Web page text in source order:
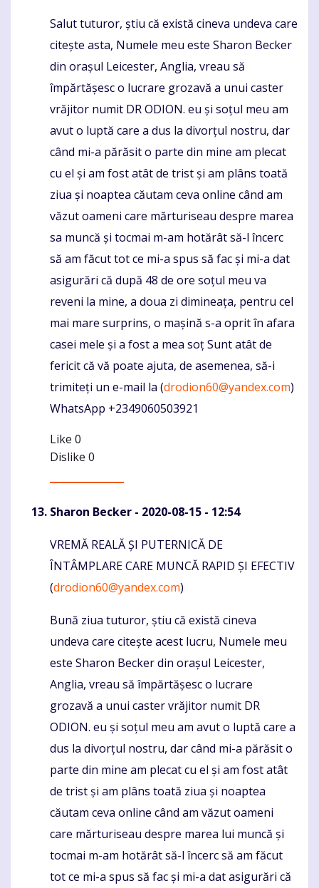
Salut tuturor, știu că există cineva undeva care
citește asta, Numele meu este Sharon Becker
din orașul Leicester, Anglia, vreau să
împărtășesc o lucrare grozavă a unui caster
vrăjitor numit DR ODION. eu și soțul meu am
avut o luptă care a dus la divorțul nostru, dar
când mi-a părăsit o parte din mine am plecat
cu el și am fost atât de trist și am plâns toată
ziua și noaptea căutam ceva online când am
văzut oameni care mărturiseau despre marea
sa muncă și tocmai m-am hotărât să-l încerc
să am făcut tot ce mi-a spus să fac și mi-a dat
asigurări că după 48 de ore soțul meu va
reveni la mine, a doua zi dimineața, pentru cel
mai mare surprins, o mașină s-a oprit în afara
casei mele și a fost a mea soț Sunt atât de
fericit că vă poate ajuta, de asemenea, să-i
trimiteți un e-mail la (drodion60@yandex.com)
WhatsApp +2349060503921
Like 0
Dislike 0
Sharon Becker - 2020-08-15 - 12:54
Komentaras
VREMĂ REALĂ ȘI PUTERNICĂ DE
ÎNTÂMPLARE CARE MUNCĂ RAPID ȘI EFECTIV
(drodion60@yandex.com)
Bună ziua tuturor, știu că există cineva
undeva care citește acest lucru, Numele meu
este Sharon Becker din orașul Leicester,
Anglia, vreau să împărtășesc o lucrare
grozavă a unui caster vrăjitor numit DR
ODION. eu și soțul meu am avut o luptă care a
dus la divorțul nostru, dar când mi-a părăsit o
parte din mine am plecat cu el și am fost atât
de trist și am plâns toată ziua și noaptea
căutam ceva online când am văzut oameni
care mărturiseau despre marea lui muncă și
tocmai m-am hotărât să-l încerc să am făcut
tot ce mi-a spus să fac și mi-a dat asigurări că